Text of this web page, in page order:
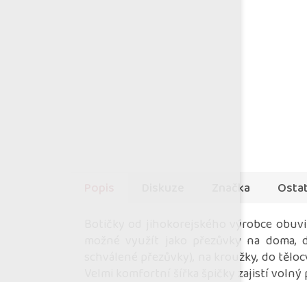
Značka
Botičky od jihokorejského výrobce
možné využít jako přezůvky na
schválené přezůvky), na kroužky, do
Velmi komfortní šířka špičky zajistí